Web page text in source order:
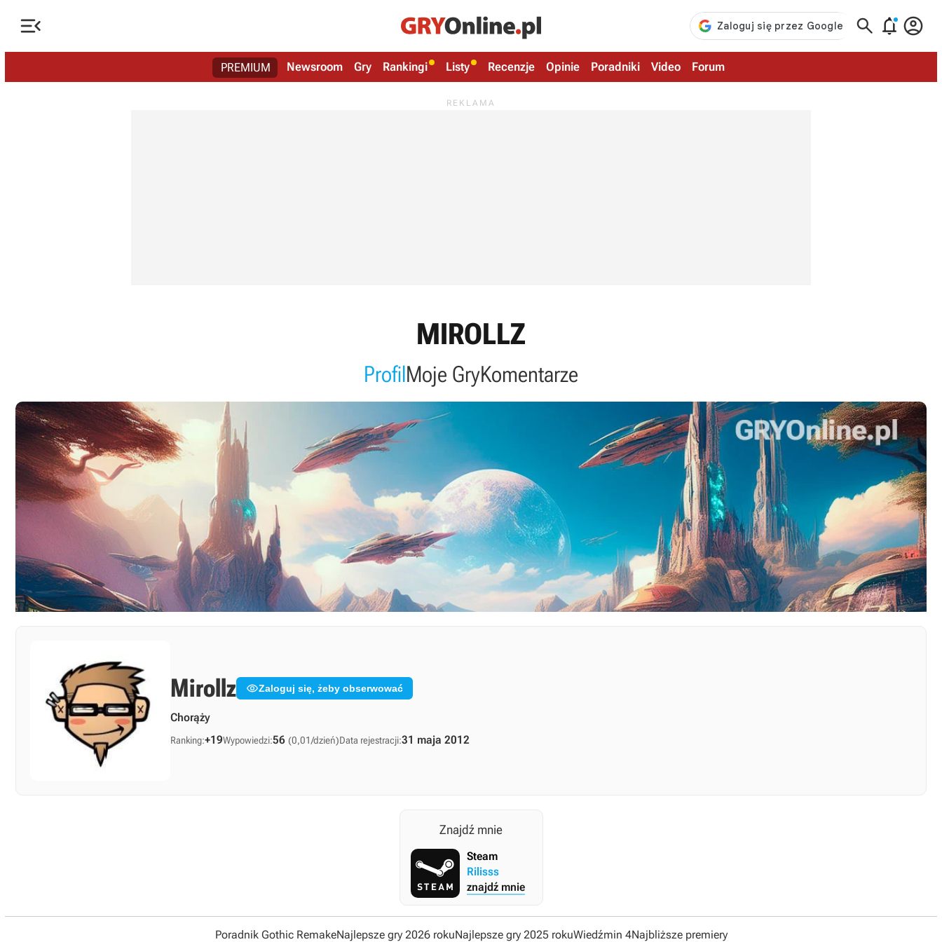
   
PREMIUM Newsroom Gry Rankingi Listy Recenzje Opinie Poradniki Video Forum
MIROLLZ
ProfilMoje GryKomentarze
Mirollz Zaloguj się, żeby obserwować
Chorąży
Ranking:+19Wypowiedzi:56 (0,01/dzień)Data rejestracji:31 maja 2012
Znajdź mnie
Steam
Rilisss
znajdź mnie
Poradnik Gothic RemakeNajlepsze gry 2026 rokuNajlepsze gry 2025 rokuWiedźmin 4Najbliższe premiery